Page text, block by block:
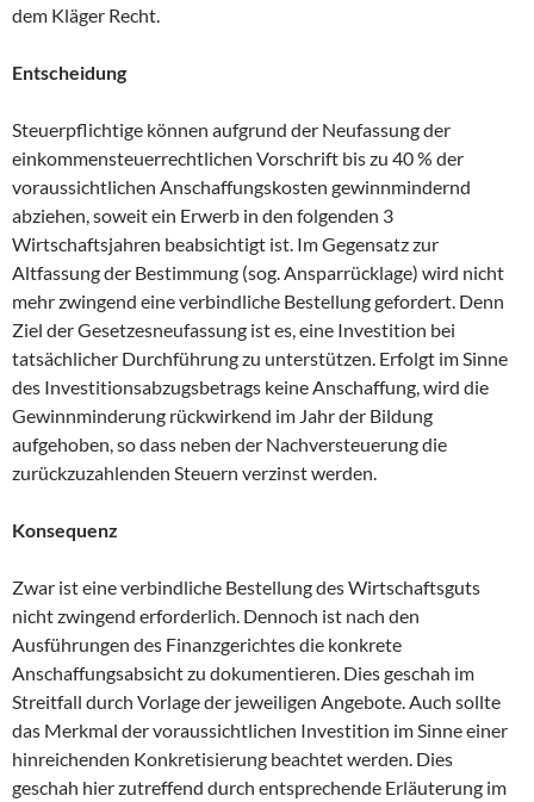
dem Kläger Recht.
Entscheidung
Steuerpflichtige können aufgrund der Neufassung der
einkommensteuerrechtlichen Vorschrift bis zu 40 % der
voraussichtlichen Anschaffungskosten gewinnmindernd
abziehen, soweit ein Erwerb in den folgenden 3
Wirtschaftsjahren beabsichtigt ist. Im Gegensatz zur
Altfassung der Bestimmung (sog. Ansparrücklage) wird nicht
mehr zwingend eine verbindliche Bestellung gefordert. Denn
Ziel der Gesetzesneufassung ist es, eine Investition bei
tatsächlicher Durchführung zu unterstützen. Erfolgt im Sinne
des Investitionsabzugsbetrags keine Anschaffung, wird die
Gewinnminderung rückwirkend im Jahr der Bildung
aufgehoben, so dass neben der Nachversteuerung die
zurückzuzahlenden Steuern verzinst werden.
Konsequenz
Zwar ist eine verbindliche Bestellung des Wirtschaftsguts
nicht zwingend erforderlich. Dennoch ist nach den
Ausführungen des Finanzgerichtes die konkrete
Anschaffungsabsicht zu dokumentieren. Dies geschah im
Streitfall durch Vorlage der jeweiligen Angebote. Auch sollte
das Merkmal der voraussichtlichen Investition im Sinne einer
hinreichenden Konkretisierung beachtet werden. Dies
geschah hier zutreffend durch entsprechende Erläuterung im